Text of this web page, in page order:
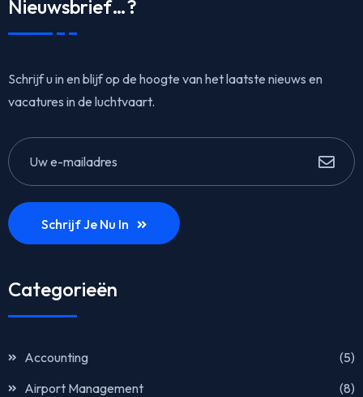
Nieuwsbrief…?
Schrijf u in en blijf op de hoogte van het laatste nieuws en
vacatures in de luchtvaart.
Schrijf Je Nu In
Categorieën
Accounting
(5)
Airport Management
(8)